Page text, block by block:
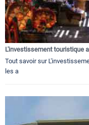
L'investissement touristique
Tout savoir sur
les a